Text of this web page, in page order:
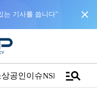
는 기사를 씁니다” close
상공인이슈NSPTVmanage_search